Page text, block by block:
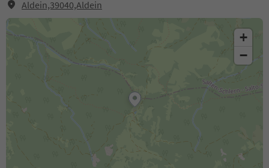
Aldein,39040,Aldein
+
−